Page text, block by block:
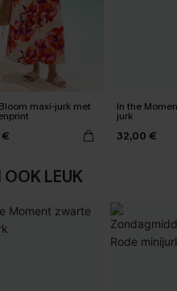
maxi-jurk met
€
In the
jurk
32,00 €
OOK LEUK